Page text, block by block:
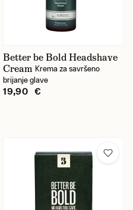
Better be Bold Headshave
Cream Krema za savršeno
brijanje glave
19,90 €